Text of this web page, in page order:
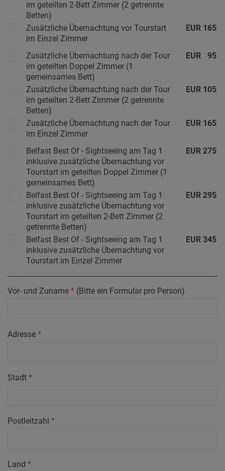
im geteilten 2-Bett Zimmer (2 getrennte
Betten)
Zusätzliche Übernachtung vor Tourstart
im Einzel Zimmer
EUR 165
Zusätzliche Übernachtung nach der Tour
im geteilten Doppel Zimmer (1
gemeinsames Bett)
EUR 95
Zusätzliche Übernachtung nach der Tour
im geteilten 2-Bett Zimmer (2 getrennte
Betten)
EUR 105
Zusätzliche Übernachtung nach der Tour
im Einzel Zimmer
EUR 165
Belfast Best Of - Sightseeing am Tag 1
inklusive zusätzliche Übernachtung vor
Tourstart im geteilten Doppel Zimmer (1
gemeinsames Bett)
EUR 275
Belfast Best Of - Sightseeing am Tag 1
inklusive zusätzliche Übernachtung vor
Tourstart im geteilten 2-Bett Zimmer (2
getrennte Betten)
EUR 295
Belfast Best Of - Sightseeing am Tag 1
inklusive zusätzliche Übernachtung vor
Tourstart im Einzel Zimmer
EUR 345
Vor- und Zuname * (Bitte ein Formular pro Person)
Adresse *
Stadt *
Postleitzahl *
Land *